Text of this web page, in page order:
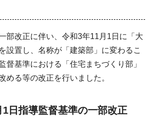
部改正に伴い、令和3年11月1日に「大
設置し、名称が「建築部」に変わるこ
督基準における「住宅まちづくり部」
める等の改正を行いました。
1日指導監督基準の一部改正